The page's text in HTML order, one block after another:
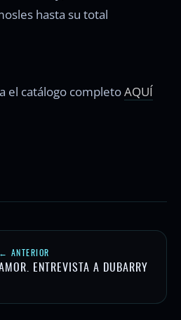
hasta su total
el catálogo completoAQUÍ
← ANTERIOR
ENTREVISTA A DUBARRY